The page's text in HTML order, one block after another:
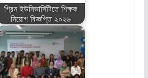
গ্রিন ইউনিভার্সিটিতে শিক্ষক
নিয়োগ বিজ্ঞপ্তি ২০২৬